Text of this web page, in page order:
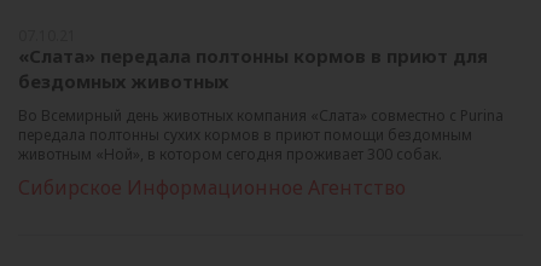
«Слата» передала полтонны кормов в приют для
бездомных животных
Во Всемирный день животных компания «Слата» совместно с Purina
передала полтонны сухих кормов в приют помощи бездомным
животным «Ной», в котором сегодня проживает 300 собак.
Сибирское Информационное Агентство